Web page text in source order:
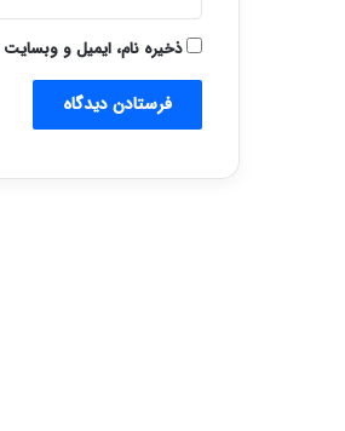
ذخیره نام، ایمیل و